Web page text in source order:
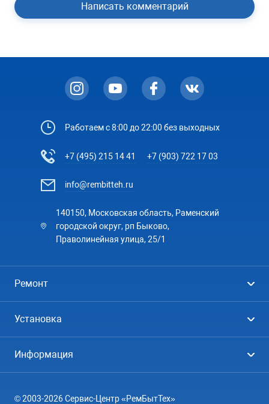
Написать комментарий
Работаем с 8:00 до 22:00 без выходных
+7 (495) 215 14 41 +7 (903) 722 17 03
info@rembitteh.ru
140150, Московская область, Раменский
городской округ, рп Быково,
Праволинейная улица, 25/1
Ремонт
Посудомоечные машины
Установка
Кондиционеры
Информация
© 2003-2026 Сервис-Центр «РемБытТех»